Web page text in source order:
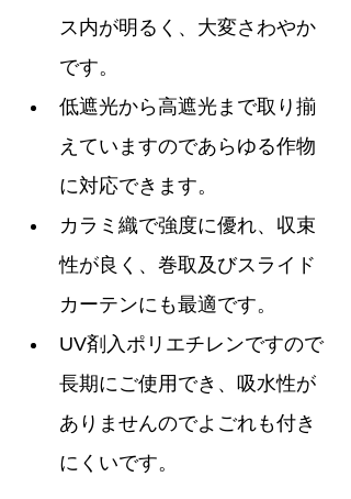
ス内が明るく、大変さわやか
です。
低遮光から高遮光まで取り揃
えていますのであらゆる作物
に対応できます。
カラミ織で強度に優れ、収束
性が良く、巻取及びスライド
カーテンにも最適です。
UV剤入ポリエチレンですので
長期にご使用でき、吸水性が
ありませんのでよごれも付き
にくいです。